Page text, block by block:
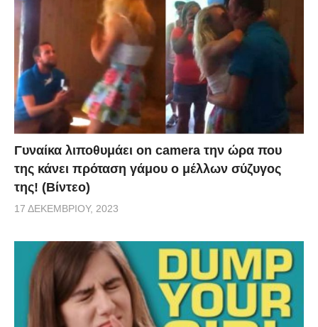
Γυναίκα λιποθυμάει on camera την ώρα που
της κάνει πρόταση γάμου ο μέλλων σύζυγος
της! (Βίντεο)
17 ΔΕΚΕΜΒΡΊΟΥ, 2023